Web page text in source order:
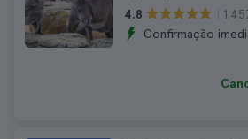
4.8
Confirmação